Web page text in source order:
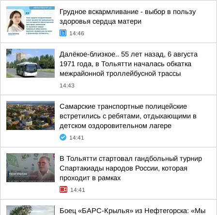
Грудное вскармливание - выбор в пользу
здоровья сердца матери
14:46
Далёкое-близкое.. 55 лет назад, 6 августа
1971 года, в Тольятти началась обкатка
межрайонной троллейбусной трассы
14:43
Самарские транспортные полицейские
встретились с ребятами, отдыхающими в
детском оздоровительном лагере
14:41
В Тольятти стартовал гандбольный турнир
Спартакиады народов России, которая
проходит в рамках
14:41
Боец «БАРС-Крылья» из Нефтегорска: «Мы